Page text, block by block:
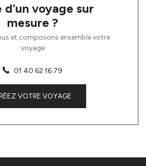
d’un voyage sur
mesure ?
et composons ensemble votre
voyage
01 40 62 16 79
VOTRE VOYAGE